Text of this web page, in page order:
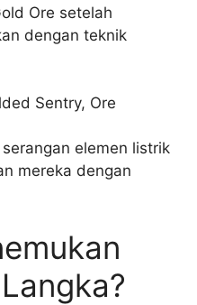
Ore setelah
dengan teknik
Sentry, Ore
elemen listrik
mereka dengan